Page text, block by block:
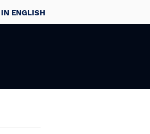
IN ENGLISH